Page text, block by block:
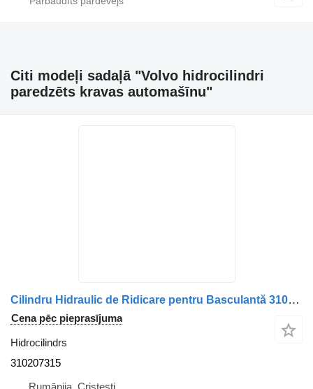
Citi modeļi sadaļā "Volvo hidrocilindri
paredzēts kravas automašīnu"
Cilindru Hidraulic de Ridicare pentru Basculantă 310207315 hidrocilindrs paredzēts Volvo kravas automašīnas
Cena pēc pieprasījuma
Hidrocilindrs
310207315